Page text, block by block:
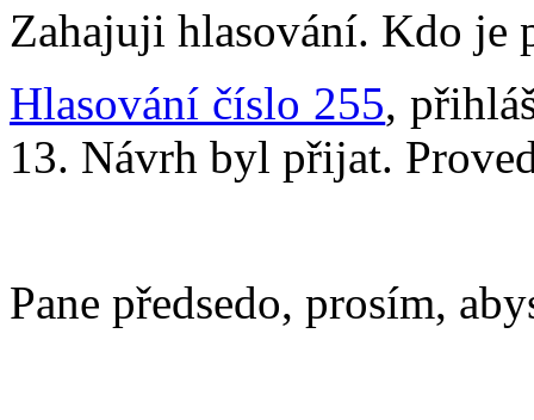
Zahajuji hlasování. Kdo je
Hlasování číslo 255,
13. Návrh byl přijat.
Pane předsedo, prosím,